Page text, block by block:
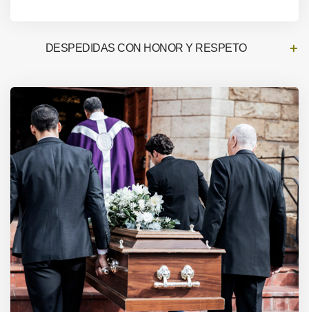
DESPEDIDAS CON HONOR Y RESPETO